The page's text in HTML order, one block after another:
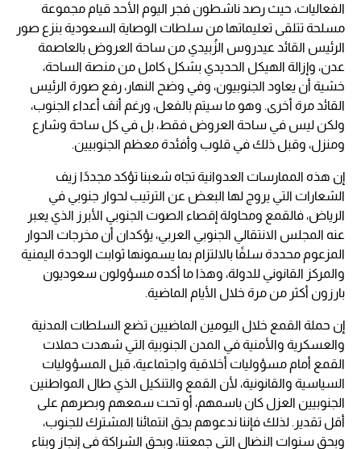
الفعاليات، حيث رصد ناشطون فجر اليوم الأحد قيام مجموعة
مسلحة تتلقى تعليماتها من سلطات الوصاية السعودية بنزع صور
الرئيس القائد عيدروس الزُبيدي من ساحة العروض بالعاصمة
عدن، وإزالة الهيكل الحديدي بشكل كامل من منصة الساحة،
خشية أن يعاود الجنوبيون، وفي وضح النهار، رفع صورة الرئيس
القائد مرة أخرى. وهو ما سيتم بالفعل، ورغم أنف أعداء الجنوب،
ولكن ليس في ساحة العروض فقط، بل في كل ساحة وشارع
ومنزل، وقبل ذلك في قلوب وأفئدة معظم الجنوبيين.
إن هذه الممارسات العدوانية تجاه شعبنا تؤكد مجددًا زيف
الشعارات التي يروج لها البعض عن الترتيب لحوار جنوبي في
الرياض، فالقمع ومحاولة إقصاء الصوت الجنوبي الأبرز الذي يعبر
عنه المجلس الانتقالي الجنوبي العربي، يؤكدان أن مخرجات الحوار
المزعوم محددة سلفًا بالالتزام بما يسمونها ثوابت الوحدة اليمنية
والمركز القانوني للدولة، وهذا ما أكده مسؤولون سعوديون
بارزون أكثر من مرة خلال الأيام الماضية.
إن حملة القمع خلال اليومين الماضيين تضع السلطات المدنية
والعسكرية والأمنية في المدن الجنوبية التي شهدت حملات
القمع أمام مسؤوليات أخلاقية واجتماعية، قبل المسؤوليات
السياسية والقانونية، لأن القمع والتنكيل الذي طال المواطنين
الجنوبيين العزل كان باسمهم، أو تحت سمعهم وبصرهم على
أقل تقدير. لذلك فإننا ندعوهم بحق انتمائنا المشترك للجنوب،
وبحق سنوات النضال التي جمعتنا، وبحق الشراكة في إنجاز وبناء